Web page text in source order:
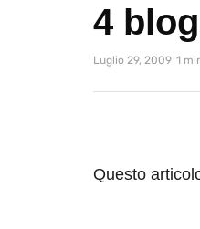
4
Luglio 29, 2009 1
Questo